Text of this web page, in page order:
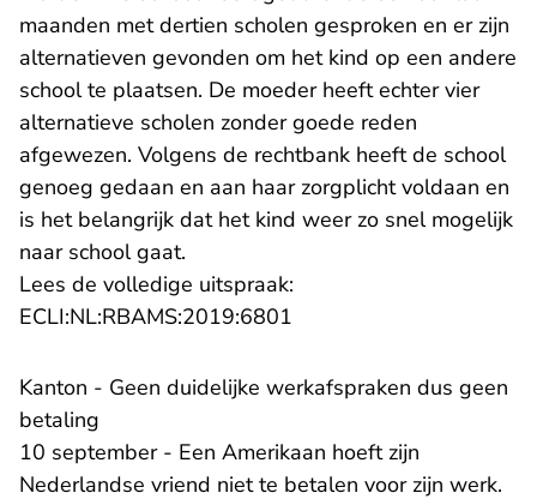
maanden met dertien scholen gesproken en er zijn
alternatieven gevonden om het kind op een andere
school te plaatsen. De moeder heeft echter vier
alternatieve scholen zonder goede reden
afgewezen. Volgens de rechtbank heeft de school
genoeg gedaan en aan haar zorgplicht voldaan en
is het belangrijk dat het kind weer zo snel mogelijk
naar school gaat.
Lees de volledige uitspraak:
ECLI:NL:RBAMS:2019:6801
Kanton - Geen duidelijke werkafspraken dus geen
betaling
10 september - Een Amerikaan hoeft zijn
Nederlandse vriend niet te betalen voor zijn werk.